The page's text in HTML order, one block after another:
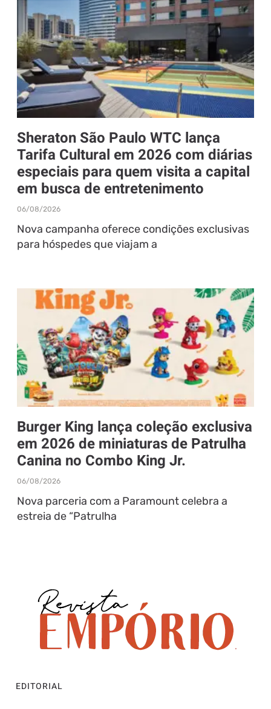
Sheraton São Paulo WTC lança
Tarifa Cultural em 2026 com diárias
especiais para quem visita a capital
em busca de entretenimento
06/08/2026
Nova campanha oferece condições exclusivas
para hóspedes que viajam a
Burger King lança coleção exclusiva
em 2026 de miniaturas de Patrulha
Canina no Combo King Jr.
06/08/2026
Nova parceria com a Paramount celebra a
estreia de “Patrulha
EDITORIAL